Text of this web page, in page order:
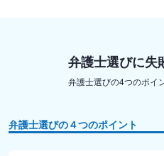
弁護士選びに失
弁護士選びの4つのポイ
弁護士選びの４つのポイント